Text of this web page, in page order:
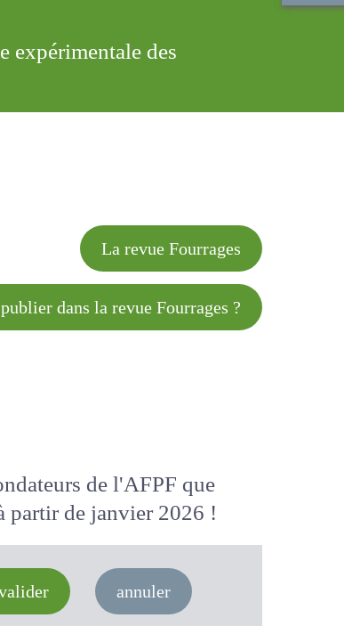
expérimentale des
La revue Fourrages
dans la revue Fourrages ?
de l'AFPF que
à partir de janvier 2026
annuler